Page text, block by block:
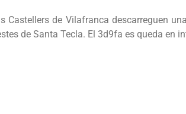
Castellers de Vilafranca descarreguen
de Santa Tecla. El 3d9fa es queda en